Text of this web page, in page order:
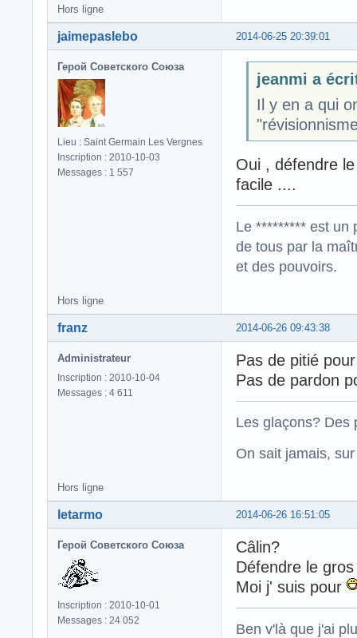
Hors ligne
2014-06-25 20:39:01
jaimepaslebo
Герой Советского Союза
Lieu : Saint Germain Les Vergnes
Inscription : 2010-10-03
Messages : 1 557
jeanmi a
Il y en a qui
Oui , défendre
facile ....
Le ********* est un
de tous par la
et des pouvoirs.
Hors ligne
2014-06-26 09:43:38
franz
Administrateur
Inscription : 2010-10-04
Messages : 4 611
Pas de pitié
Pas de pardon
Les glaçons? Des
On sait jamais,
Hors ligne
2014-06-26 16:51:05
letarmo
Герой Советского Союза
Inscription : 2010-10-01
Messages : 24 052
Câlin?
Défendre le
Moi j' suis pour
Ben v'là que j'ai